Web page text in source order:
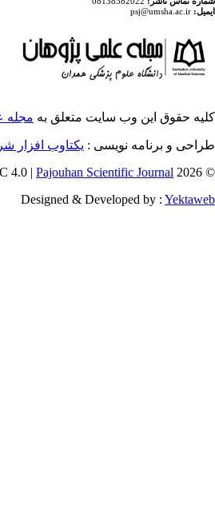
متعلق به مجله علمی پژوهان می
:یکتاوب افزار شرق
Pajouhan
Designed &